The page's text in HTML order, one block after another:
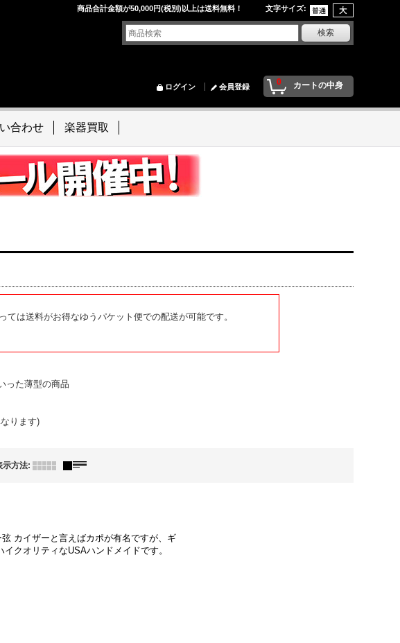
商品合計金額が50,000円(税別)以上は送料無料！ 文字サイズ:
0 カートの中身
ログイン 会員登録
合わせ 楽器買取
は送料がお得なゆうパケット便での配送が可能です。
った薄型の商品
ります)
示方法:
カイザーと言えばカポが有名ですが、ギ
クオリティなUSAハンドメイドです。